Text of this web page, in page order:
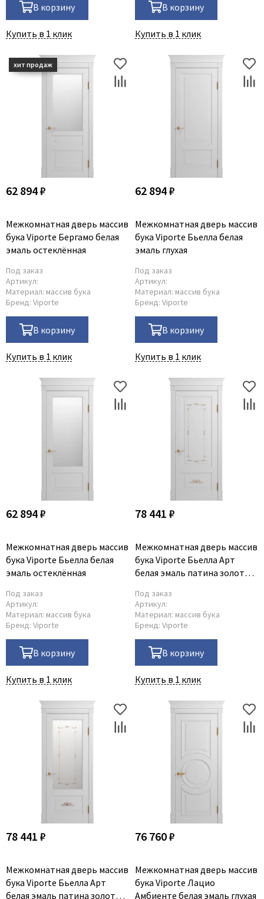
В корзину
Купить в 1 клик
В корзину
Купить в 1 клик
62 894 ₽
Межкомнатная дверь массив
бука Viporte Бергамо белая
эмаль остеклённая
Под заказ
Артикул:
Материал: массив бука
Бренд: Viporte
В корзину
Купить в 1 клик
62 894 ₽
Межкомнатная дверь массив
бука Viporte Бьелла белая
эмаль глухая
Под заказ
Артикул:
Материал: массив бука
Бренд: Viporte
В корзину
Купить в 1 клик
62 894 ₽
Межкомнатная дверь массив
бука Viporte Бьелла белая
эмаль остеклённая
Под заказ
Артикул:
Материал: массив бука
Бренд: Viporte
В корзину
Купить в 1 клик
78 441 ₽
Межкомнатная дверь массив
бука Viporte Бьелла Арт
белая эмаль патина золото
Под заказ
Артикул:
Материал: массив бука
Бренд: Viporte
В корзину
Купить в 1 клик
78 441 ₽
Межкомнатная дверь массив
бука Viporte Бьелла Арт
белая эмаль патина золото
76 760 ₽
Межкомнатная дверь массив
бука Viporte Лацио
Амбиенте белая эмаль глухая